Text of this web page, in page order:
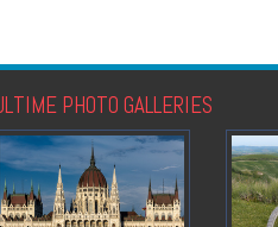
PHOTO GALLERIES